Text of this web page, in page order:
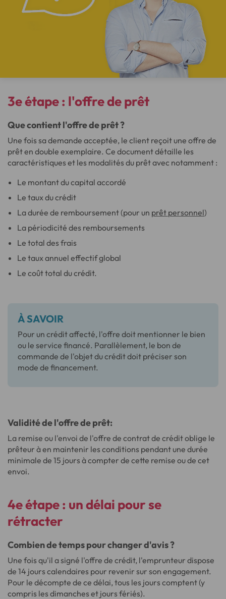
3e étape : l'offre de prêt
Que contient l'offre de prêt ?
Une fois sa demande acceptée, le client reçoit une offre de
prêt en double exemplaire. Ce document détaille les
caractéristiques et les modalités du prêt avec notamment :
Le montant du capital accordé
Le taux du crédit
La durée de remboursement (pour un prêt personnel)
La périodicité des remboursements
Le total des frais
Le taux annuel effectif global
Le coût total du crédit.
À SAVOIR
Pour un crédit affecté, l'offre doit mentionner le bien
ou le service financé. Parallèlement, le bon de
commande de l'objet du crédit doit préciser son
mode de financement.
Validité de l'offre de prêt:
La remise ou l'envoi de l'offre de contrat de crédit oblige le
prêteur à en maintenir les conditions pendant une durée
minimale de 15 jours à compter de cette remise ou de cet
envoi.
4e étape : un délai pour se
rétracter
Combien de temps pour changer d'avis ?
Une fois qu'il a signé l'offre de crédit, l'emprunteur dispose
de 14 jours calendaires pour revenir sur son engagement.
Pour le décompte de ce délai, tous les jours comptent (y
compris les dimanches et jours fériés).